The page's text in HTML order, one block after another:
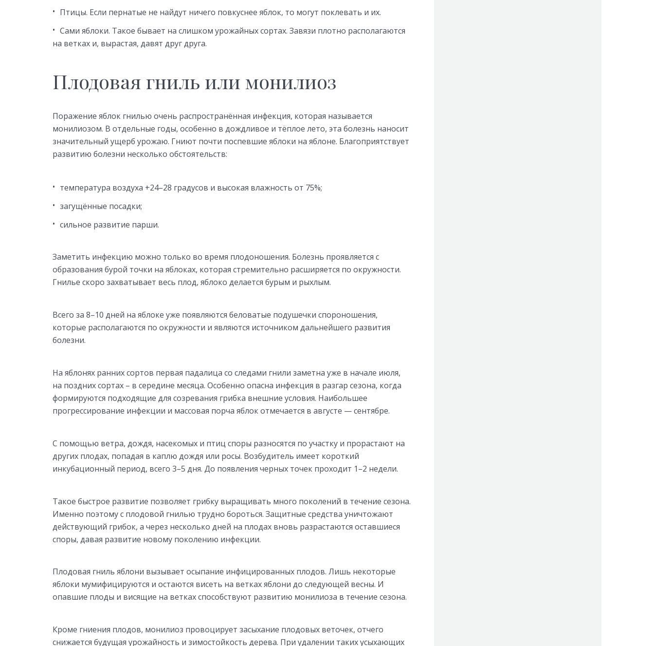
Птицы. Если пернатые не найдут ничего повкуснее яблок, то могут поклевать и их.
Сами яблоки. Такое бывает на слишком урожайных сортах. Завязи плотно располагаются
на ветках и, вырастая, давят друг друга.
Плодовая гниль или монилиоз
Поражение яблок гнилью очень распространённая инфекция, которая называется
монилиозом. В отдельные годы, особенно в дождливое и тёплое лето, эта болезнь наносит
значительный ущерб урожаю. Гниют почти поспевшие яблоки на яблоне. Благоприятствует
развитию болезни несколько обстоятельств:
температура воздуха +24–28 градусов и высокая влажность от 75%;
загущённые посадки;
сильное развитие парши.
Заметить инфекцию можно только во время плодоношения. Болезнь проявляется с
образования бурой точки на яблоках, которая стремительно расширяется по окружности.
Гнилье скоро захватывает весь плод, яблоко делается бурым и рыхлым.
Всего за 8–10 дней на яблоке уже появляются беловатые подушечки спороношения,
которые располагаются по окружности и являются источником дальнейшего развития
болезни.
На яблонях ранних сортов первая падалица со следами гнили заметна уже в начале июля,
на поздних сортах – в середине месяца. Особенно опасна инфекция в разгар сезона, когда
формируются подходящие для созревания грибка внешние условия. Наибольшее
прогрессирование инфекции и массовая порча яблок отмечается в августе — сентябре.
С помощью ветра, дождя, насекомых и птиц споры разносятся по участку и прорастают на
других плодах, попадая в каплю дождя или росы. Возбудитель имеет короткий
инкубационный период, всего 3–5 дня. До появления черных точек проходит 1–2 недели.
Такое быстрое развитие позволяет грибку выращивать много поколений в течение сезона.
Именно поэтому с плодовой гнилью трудно бороться. Защитные средства уничтожают
действующий грибок, а через несколько дней на плодах вновь разрастаются оставшиеся
споры, давая развитие новому поколению инфекции.
Плодовая гниль яблони вызывает осыпание инфицированных плодов. Лишь некоторые
яблоки мумифицируются и остаются висеть на ветках яблони до следующей весны. И
опавшие плоды и висящие на ветках способствуют развитию монилиоза в течение сезона.
Кроме гниения плодов, монилиоз провоцирует засыхание плодовых веточек, отчего
снижается будущая урожайность и зимостойкость дерева. При удалении таких усыхающих